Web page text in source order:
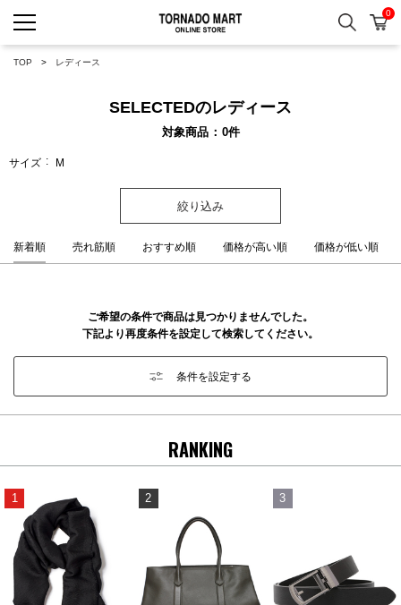
検索 カ
0
TOP レディース
SELECTEDのレディース
対象商品 0件
サイズ M
絞り込み
新着順 売れ筋順 おすすめ順 価格が高い順 価格が低い順
ご希望の条件で商品は見つかりませんでした。
下記より再度条件を設定して検索してください。
条件を設定する
RANKING
1 2 3